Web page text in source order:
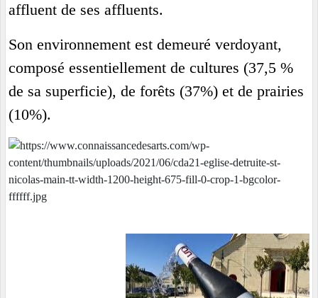
affluent de ses affluents.
Son environnement est demeuré verdoyant,
composé essentiellement de cultures (37,5 %
de sa superficie), de forêts (37%) et de prairies
(10%).